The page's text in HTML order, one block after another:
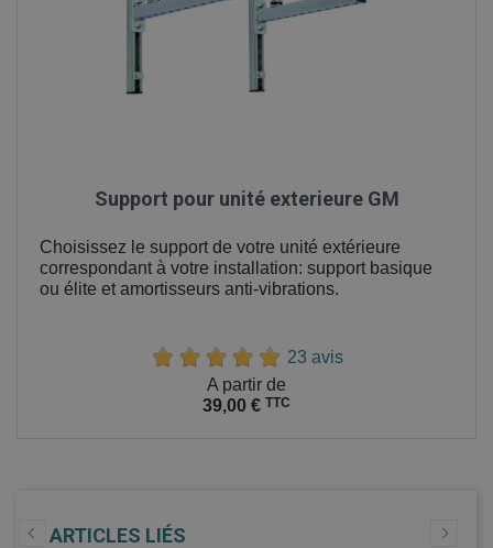
Support pour unité exterieure GM
Choisissez le support de votre unité extérieure
correspondant à votre installation: support basique
ou élite et amortisseurs anti-vibrations.
23 avis
A partir de
39,00 € TTC
ARTICLES LIÉS